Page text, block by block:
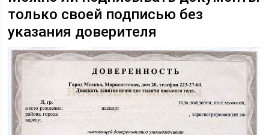
только своей подписью без
указания доверителя